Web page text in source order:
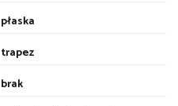
płaska
trapez
brak